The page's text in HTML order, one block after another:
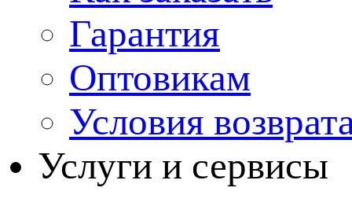
Гарантия
Оптовикам
Условия
Услуги и сервисы